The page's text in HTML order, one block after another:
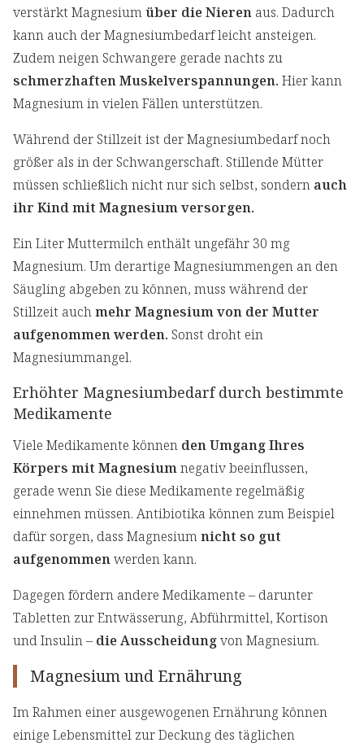
verstärkt Magnesiumüber die Nieren aus. Dadurch
kann auch der Magnesiumbedarf leicht ansteigen.
Zudem neigen Schwangere gerade nachts zu
schmerzhaften Muskelverspannungen. Hier kann
Magnesium in vielen Fällen unterstützen.
Während der Stillzeit ist der Magnesiumbedarf noch
größer als in der Schwangerschaft. Stillende Mütter
müssen schließlich nicht nur sich selbst, sondern auch
ihr Kind mit Magnesium versorgen.
Ein Liter Muttermilch enthält ungefähr 30 mg
Magnesium. Um derartige Magnesiummengen an den
Säugling abgeben zu können, muss während der
Stillzeit auchmehr Magnesium von der Mutter
aufgenommen werden. Sonst droht ein
Magnesiummangel.
Erhöhter Magnesiumbedarf durch bestimmte
Medikamente
Viele Medikamente können den Umgang Ihres
Körpers mit Magnesiumnegativ beeinflussen,
gerade wenn Sie diese Medikamente regelmäßig
einnehmen müssen. Antibiotika können zum Beispiel
dafür sorgen, dass Magnesiumnicht so gut
aufgenommenwerden kann.
Dagegen fördern andere Medikamente – darunter
Tabletten zur Entwässerung, Abführmittel, Kortison
und Insulin – die Ausscheidungvon Magnesium.
Magnesium und Ernährung
Im Rahmen einer ausgewogenen Ernährung können
einige Lebensmittel zur Deckung des täglichen